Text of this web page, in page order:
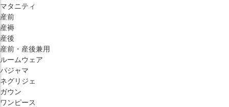
マタニティ
産前
産褥
産後
産前・産後兼用
ルームウェア
パジャマ
ネグリジェ
ガウン
ワンピース